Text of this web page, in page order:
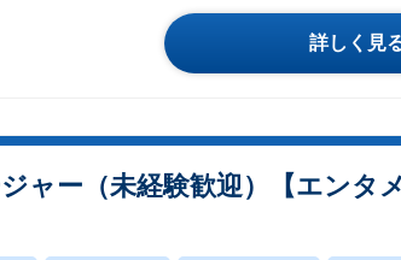
詳しく見
ャー（未経験歓迎）【エンタ